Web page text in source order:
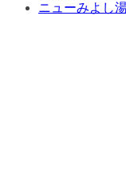
ニューみよし